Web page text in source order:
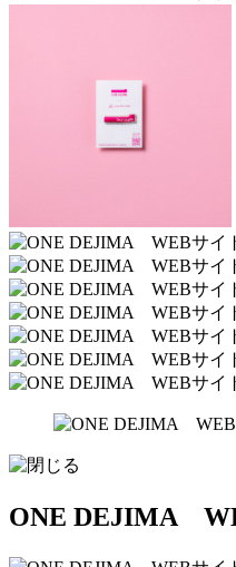
ONE DEJIMA